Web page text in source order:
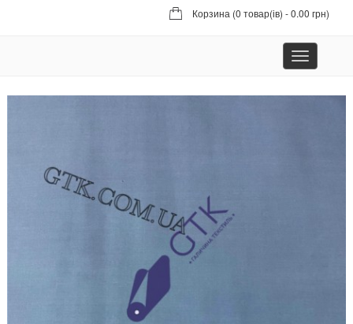
Корзина (0 товар(ів) - 0.00 грн)
Toggle
navigation